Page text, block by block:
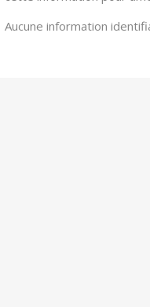
Aucune information